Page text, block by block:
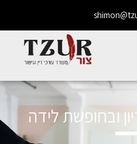
ובחופשת לידה